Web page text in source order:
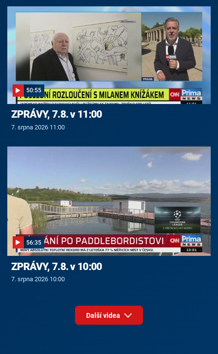
50:55
ZPRÁVY, 7.8. v 11:00
7. srpna 2026 11:00
56:35
ZPRÁVY, 7.8. v 10:00
7. srpna 2026 10:00
Další videa